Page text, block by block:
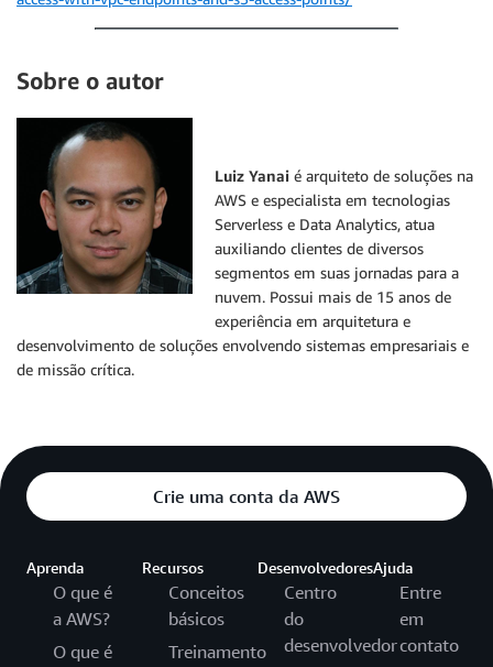
Sobre o autor
Luiz Yanai é arquiteto de soluções na
AWS e especialista em tecnologias
Serverless e Data Analytics, atua
auxiliando clientes de diversos
segmentos em suas jornadas para a
nuvem. Possui mais de 15 anos de
experiência em arquitetura e
desenvolvimento de soluções envolvendo sistemas empresariais e
de missão crítica.
Crie uma conta da AWS
Aprenda
O que é
a AWS?
O que é
Recursos
Conceitos
básicos
Treinamento
Desenvolvedores
Centro
do
desenvolvedor
Ajuda
Entre
em
contato